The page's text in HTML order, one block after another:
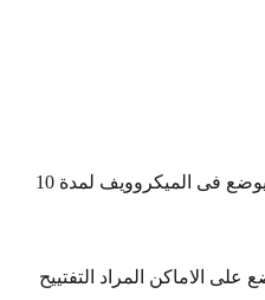
يتم خلط المكونات سويا وجيدا ويوضع فى الميكروويف لمدة 10
على الاماكن المراد التفتييح